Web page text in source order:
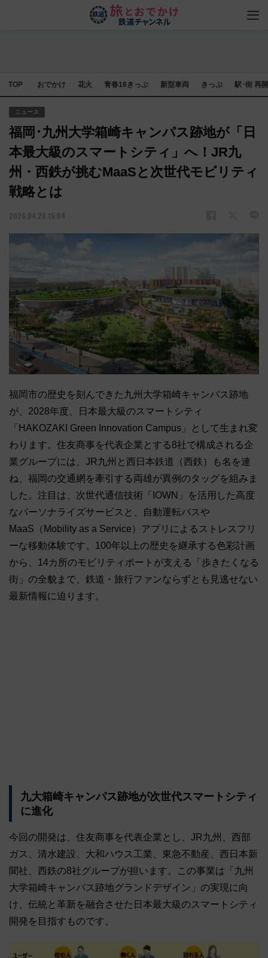
TOP おでかけ 花火 青春18きっぷ 新型車両 きっぷ 駅･街 再
ニュース
福岡･九州大学箱崎キャンパス跡地が「日
本最大級のスマートシティ」へ！JR九
州・西鉄が挑むMaaSと次世代モビリティ
戦略とは
2026.04.26 15:04
福岡市の歴史を刻んできた九州大学箱崎キャンパス跡地
が、2028年度、日本最大級のスマートシティ
「HAKOZAKI Green Innovation Campus」として生まれ変
わります。住友商事を代表企業とする8社で構成される企
業グループには、JR九州と西日本鉄道（西鉄）も名を連
ね、福岡の交通網を牽引する両雄が異例のタッグを組みま
した。注目は、次世代通信技術「IOWN」を活用した高度
なパーソナライズサービスと、自動運転バスや
MaaS（Mobility as a Service）アプリによるストレスフリ
ーな移動体験です。100年以上の歴史を継承する色彩計画
から、14カ所のモビリティポートが支える「歩きたくなる
街」の全貌まで、鉄道・旅行ファンならずとも見逃せない
最新情報に迫ります。
九大箱崎キャンパス跡地が次世代スマートシティ
に進化
今回の開発は、住友商事を代表企業とし、JR九州、西部
ガス、清水建設、大和ハウス工業、東急不動産、西日本新
聞社、西鉄の8社グループが担います。この事業は「九州
大学箱崎キャンパス跡地グランドデザイン」の実現に向
け、伝統と革新を融合させた日本最大級のスマートシティ
開発を目指すものです。